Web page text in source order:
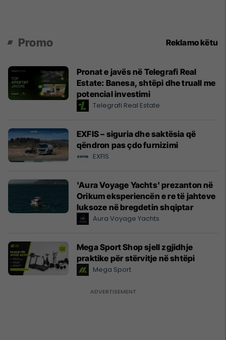
Promo Reklamo këtu
Pronat e javës në Telegrafi Real
Estate: Banesa, shtëpi dhe truall me
potencial investimi
Telegrafi Real Estate
EXFIS – siguria dhe saktësia që
qëndron pas çdo furnizimi
EXFIS
'Aura Voyage Yachts' prezanton në
Orikum eksperiencën e re të jahteve
luksoze në bregdetin shqiptar
Aura Voyage Yachts
Mega Sport Shop sjell zgjidhje
praktike për stërvitje në shtëpi
Mega Sport